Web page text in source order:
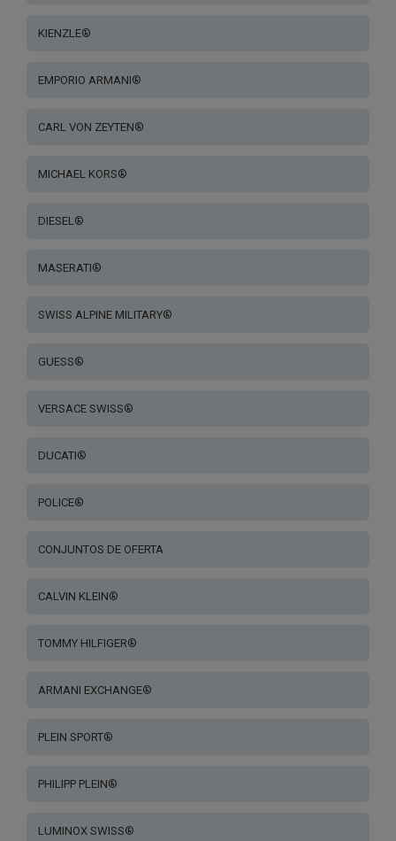
KIENZLE®
EMPORIO ARMANI®
CARL VON ZEYTEN®
MICHAEL KORS®
DIESEL®
MASERATI®
SWISS ALPINE MILITARY®
GUESS®
VERSACE SWISS®
DUCATI®
POLICE®
CONJUNTOS DE OFERTA
CALVIN KLEIN®
TOMMY HILFIGER®
ARMANI EXCHANGE®
PLEIN SPORT®
PHILIPP PLEIN®
LUMINOX SWISS®